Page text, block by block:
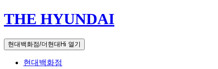
THE HYUNDAI
현대백화점/더현대Hi 열기
현대백화점